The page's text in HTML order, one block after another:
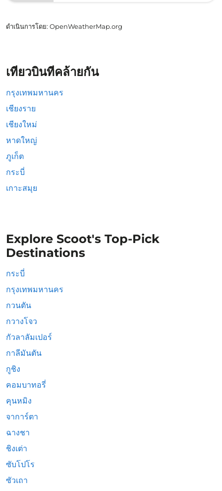
ดำเนินการโดย: OpenWeatherMap.org
เที่ยวบินที่คล้ายกัน
กรุงเทพมหานคร
เชียงราย
เชียงใหม่
หาดใหญ่
ภูเก็ต
กระบี่
เกาะสมุย
Explore Scoot's Top-Pick
Destinations
กระบี่
กรุงเทพมหานคร
กวนตัน
กวางโจว
กัวลาลัมเปอร์
กาลีมันตัน
กูชิง
คอมบาทอรี่
คุนหมิง
จาการ์ตา
ฉางชา
ชิงเต่า
ซับโปโร
ซัวเถา